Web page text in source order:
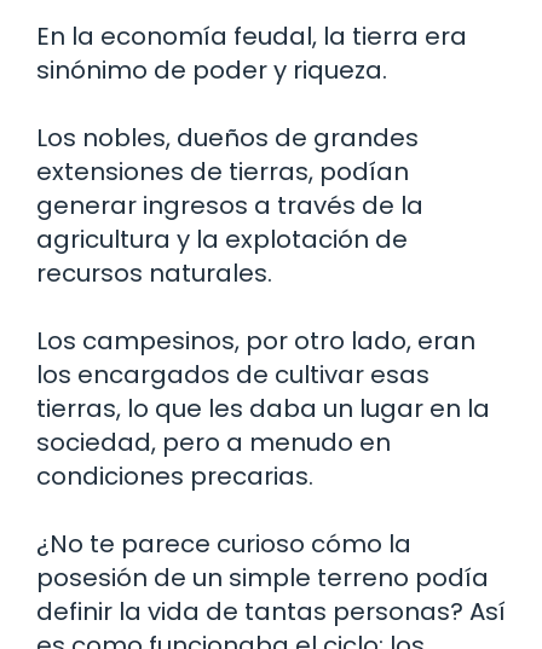
En la economía feudal, la tierra era
sinónimo de poder y riqueza.
Los nobles, dueños de grandes
extensiones de tierras, podían
generar ingresos a través de la
agricultura y la explotación de
recursos naturales.
Los campesinos, por otro lado, eran
los encargados de cultivar esas
tierras, lo que les daba un lugar en la
sociedad, pero a menudo en
condiciones precarias.
¿No te parece curioso cómo la
posesión de un simple terreno podía
definir la vida de tantas personas? Así